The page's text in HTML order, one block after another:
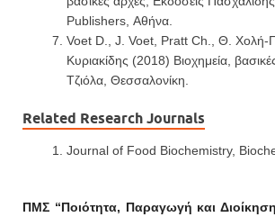
Publishers, Αθήνα.
Voet D., J. Voet, Pratt Ch., Θ.
Κυριακίδης (2018) Βιοχημεία,
Τζιόλα, Θεσσαλονίκη.
Related Research Journals
Journal of Food Biochemistry,
ΠΜΣ “Ποιότητα, Παραγωγή και